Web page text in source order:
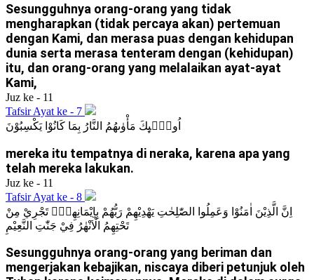
Sesungguhnya orang-orang yang tidak
mengharapkan (tidak percaya akan) pertemuan
dengan Kami, dan merasa puas dengan kehidupan
dunia serta merasa tenteram dengan (kehidupan)
itu, dan orang-orang yang melalaikan ayat-ayat
Kami,
Juz ke - 11
Tafsir Ayat ke - 7
اُولٰۤىِٕكَ مَأْوٰىهُمُ النَّارُ بِمَا كَانُوْا يَكْسِبُوْنَ
mereka itu tempatnya di neraka, karena apa yang
telah mereka lakukan.
Juz ke - 11
Tafsir Ayat ke - 8
اِنَّ الَّذِيْنَ اٰمَنُوْا وَعَمِلُوا الصّٰلِحٰتِ يَهْدِيْهِمْ رَبُّهُمْ بِاِيْمَانِهِمْۚ تَجْرِيْ مِنْ
تَحْتِهِمُ الْاَنْهٰرُ فِيْ جَنّٰتِ النَّعِيْمِ
Sesungguhnya orang-orang yang beriman dan
mengerjakan kebajikan, niscaya diberi petunjuk oleh